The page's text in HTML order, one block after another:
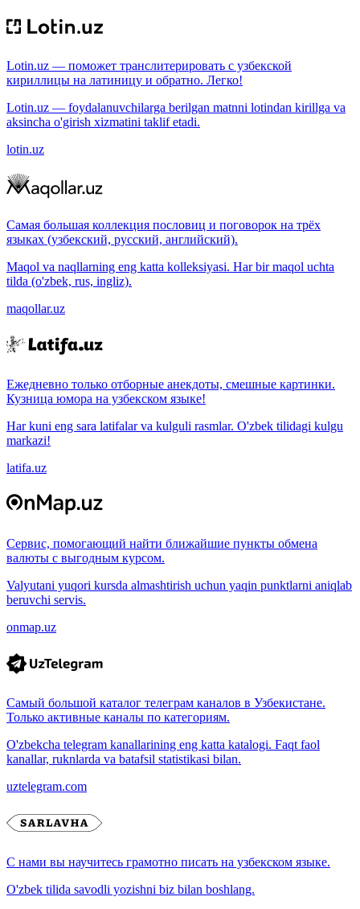
Lotin.uz — поможет транслитерировать с узбекской
кириллицы на латиницу и обратно. Легко!
Lotin.uz — foydalanuvchilarga berilgan matnni lotindan kirillga va
aksincha o'girish xizmatini taklif etadi.
lotin.uz
Самая большая коллекция пословиц и поговорок на трёх
языках (узбекский, русский, английский).
Maqol va naqllarning eng katta kolleksiyasi. Har bir maqol uchta
tilda (o'zbek, rus, ingliz).
maqollar.uz
Ежедневно только отборные анекдоты, смешные картинки.
Кузница юмора на узбекском языке!
Har kuni eng sara latifalar va kulguli rasmlar. O'zbek tilidagi kulgu
markazi!
latifa.uz
Сервис, помогающий найти ближайшие пункты обмена
валюты с выгодным курсом.
Valyutani yuqori kursda almashtirish uchun yaqin punktlarni aniqlab
beruvchi servis.
onmap.uz
Самый большой каталог телеграм каналов в Узбекистане.
Только активные каналы по категориям.
O'zbekcha telegram kanallarining eng katta katalogi. Faqt faol
kanallar, ruknlarda va batafsil statistikasi bilan.
uztelegram.com
С нами вы научитесь грамотно писать на узбекском языке.
O'zbek tilida savodli yozishni biz bilan boshlang.